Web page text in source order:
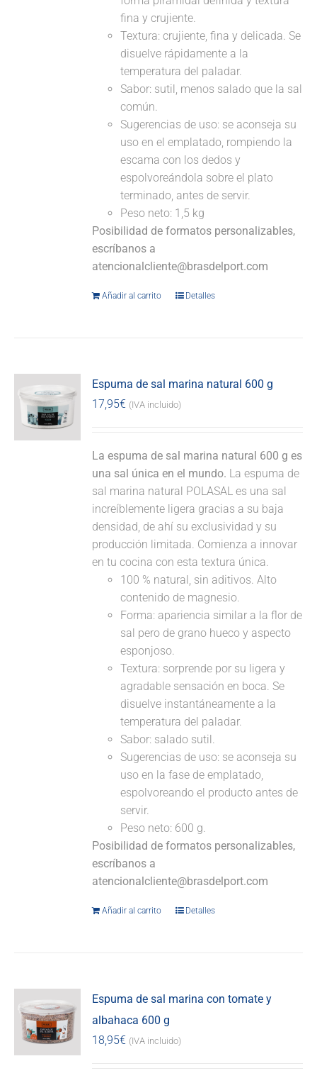
fina y crujiente.
Textura: crujiente, fina y delicada. Se
disuelve rápidamente a la
temperatura del paladar.
Sabor: sutil, menos salado que la sal
común.
Sugerencias de uso: se aconseja su
uso en el emplatado, rompiendo la
escama con los dedos y
espolvoreándola sobre el plato
terminado, antes de servir.
Peso neto: 1,5 kg
Posibilidad de formatos personalizables,
escríbanos a
atencionalcliente@brasdelport.com
Añadir al carrito Detalles
Espuma de sal marina natural 600 g
17,95€ (IVA incluido)
La espuma de sal marina natural 600 g es
una sal única en el mundo. La espuma de
sal marina natural POLASAL es una sal
increíblemente ligera gracias a su baja
densidad, de ahí su exclusividad y su
producción limitada. Comienza a innovar
en tu cocina con esta textura única.
100 % natural, sin aditivos. Alto
contenido de magnesio.
Forma: apariencia similar a la flor de
sal pero de grano hueco y aspecto
esponjoso.
Textura: sorprende por su ligera y
agradable sensación en boca. Se
disuelve instantáneamente a la
temperatura del paladar.
Sabor: salado sutil.
Sugerencias de uso: se aconseja su
uso en la fase de emplatado,
espolvoreando el producto antes de
servir.
Peso neto: 600 g.
Posibilidad de formatos personalizables,
escríbanos a
atencionalcliente@brasdelport.com
Añadir al carrito Detalles
Espuma de sal marina con tomate y
albahaca 600 g
18,95€ (IVA incluido)